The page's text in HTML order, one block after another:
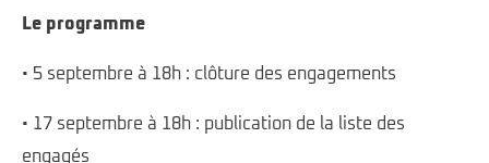
Le programme
• 5 septembre à 18h : clôture des engagements
• 17 septembre à 18h : publication de la liste des
engagés